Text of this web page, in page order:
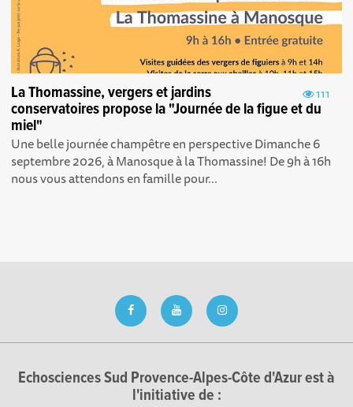
111
La Thomassine, vergers et jardins
conservatoires propose la "Journée de la figue et du
miel"
Une belle journée champêtre en perspective Dimanche 6
septembre 2026, à Manosque à la Thomassine! De 9h à 16h
nous vous attendons en famille pour...
Echosciences Sud Provence-Alpes-Côte d'Azur est à
l'initiative de :